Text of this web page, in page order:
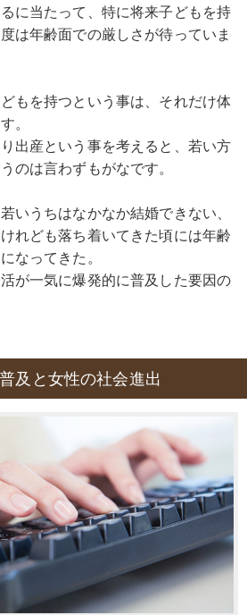
に当たって、特に将来子どもを持
は年齢面での厳しさが待っていま
もを持つという事は、それだけ体
。
出産という事を考えると、若い方
のは言わずもがなです。
いうちはなかなか結婚できない、
れども落ち着いてきた頃には年齢
なってきた。
が一気に爆発的に普及した要因の
及と女性の社会進出